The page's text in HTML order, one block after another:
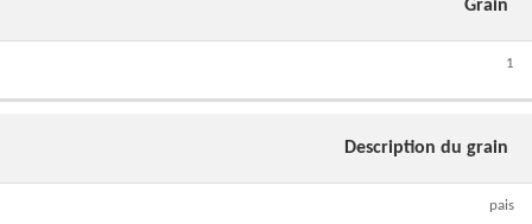
Grain
1
Description du grain
pais